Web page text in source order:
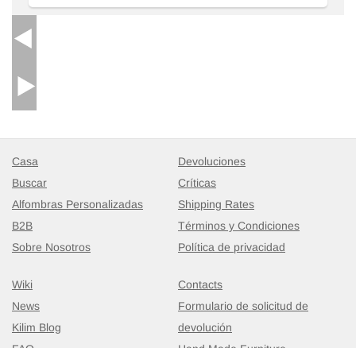
Casa
Buscar
Alfombras Personalizadas
B2B
Sobre Nosotros
Devoluciones
Críticas
Shipping Rates
Términos y Condiciones
Política de privacidad
Wiki
News
Kilim Blog
Contacts
Formulario de solicitud de
devolución